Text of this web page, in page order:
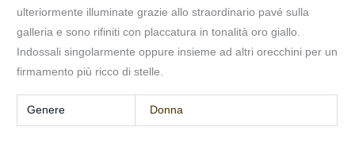
ulteriormente illuminate grazie allo straordinario pavé sulla
galleria e sono rifiniti con placcatura in tonalità orogiallo.
Indossali singolarmente oppure insieme ad altri orecchini per un
firmamento più ricco di stelle.
Genere Donna